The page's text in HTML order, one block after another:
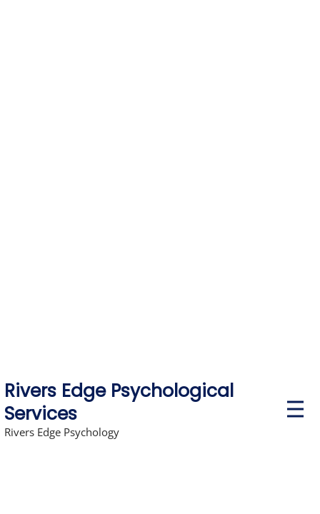
Rivers Edge Psychological
Services
Rivers Edge Psychology
P
r